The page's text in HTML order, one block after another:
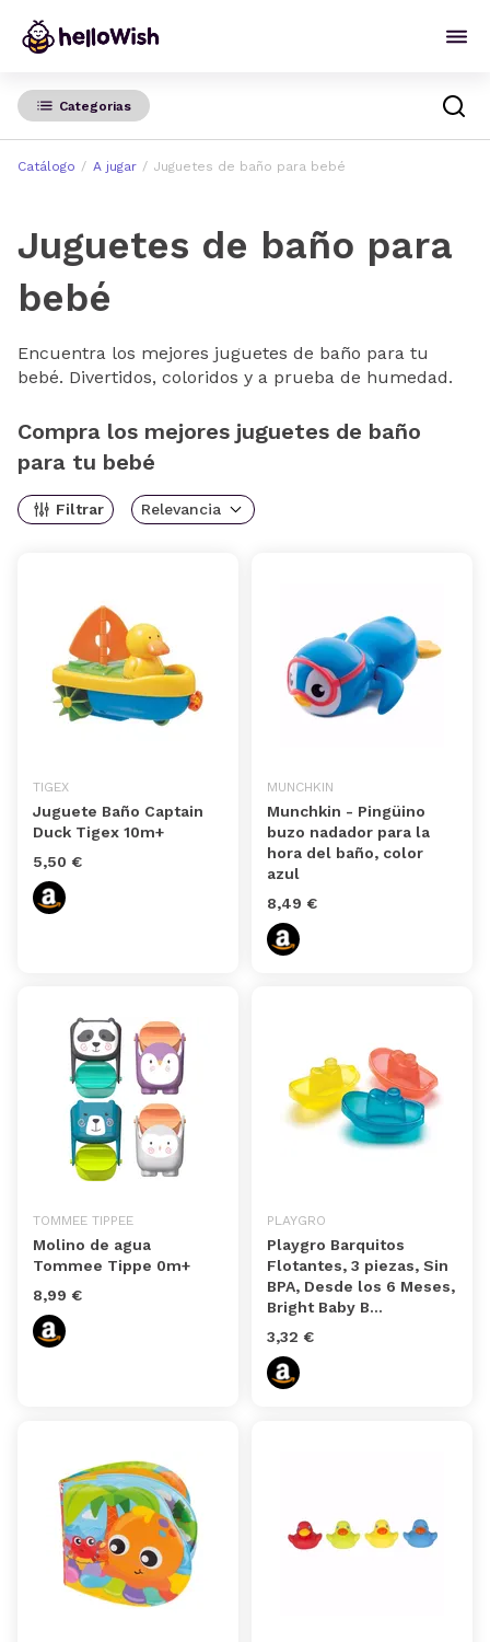
Categorias
Catálogo A jugar Juguetes de baño para bebé
Juguetes de baño para
bebé
Encuentra los mejores juguetes de baño para tu
bebé. Divertidos, coloridos y a prueba de humedad.
Compra los mejores juguetes de baño
para tu bebé
Filtrar Relevancia
TIGEX
Juguete Baño Captain
Duck Tigex 10m+
5,50 €
MUNCHKIN
Munchkin - Pingüino
buzo nadador para la
hora del baño, color
azul
8,49 €
TOMMEE TIPPEE
Molino de agua
Tommee Tippe 0m+
8,99 €
PLAYGRO
Playgro Barquitos
Flotantes, 3 piezas, Sin
BPA, Desde los 6 Meses,
Bright Baby B...
3,32 €